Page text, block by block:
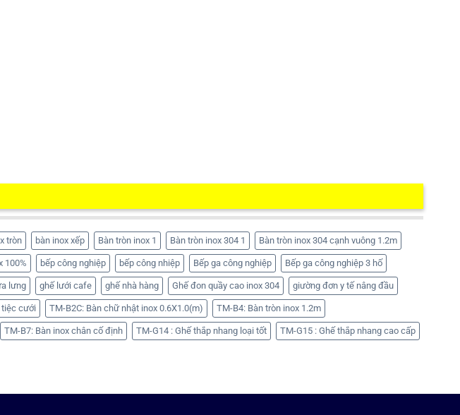
tròn bàn inox xếp Bàn tròn inox 1 Bàn tròn inox 304 1 Bàn tròn inox 304 cạnh vuông 1.2m
100% bếp công nghiệp bếp công nhiệp Bếp ga công nghiệp Bếp ga công nghiệp 3 hố
lưng ghế lưới cafe ghế nhà hàng Ghế đon quầy cao inox 304 giường đơn y tế nâng đầu
tiệc cưới TM-B2C: Bàn chữ nhật inox 0.6X1.0(m) TM-B4: Bàn tròn inox 1.2m
TM-B7: Bàn inox chân cố định TM-G14 : Ghế thắp nhang loại tốt TM-G15 : Ghế thắp nhang cao cấp